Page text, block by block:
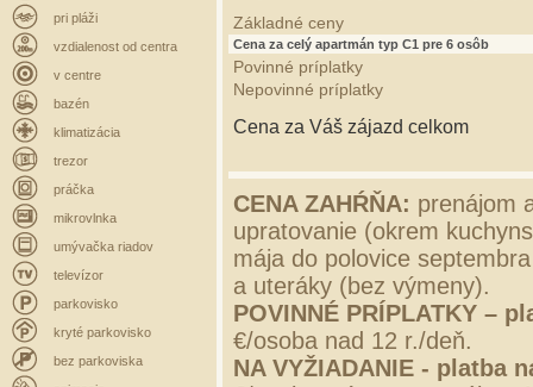
pri pláži
vzdialenost od centra
v centre
bazén
klimatizácia
trezor
práčka
mikrovlnka
umývačka riadov
televízor
parkovisko
kryté parkovisko
bez parkoviska
Základné ceny
Cena za celý apartmán typ C1 pre 6 osôb
Povinné príplatky
Nepovinné príplatky
Cena za Váš zájazd celkom
CENA ZAHŔŇA: prenájom
upratovanie (okrem
mája do polovice
a uteráky (bez výmeny).
POVINNÉ PRÍPLATKY –
€/osoba nad 12 r./deň.
NA VYŽIADANIE - platba